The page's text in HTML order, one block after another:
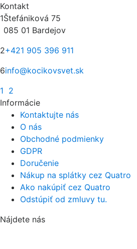
Kontakt
1Štefániková 75
085 01 Bardejov
2+421 905 396 911
6info@kocikovsvet.sk
1 2
Informácie
Kontaktujte nás
O nás
Obchodné podmienky
GDPR
Doručenie
Nákup na splátky cez Quatro
Ako nakúpiť cez Quatro
Odstúpiť od zmluvy tu.
Nájdete nás